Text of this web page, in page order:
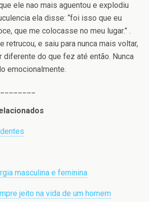
ele nao mais aguentou e explodiu
ela disse: “foi isso que eu
que me colocasse no meu lugar.” .
retrucou, e saiu para nunca mais voltar,
diferente do que fez até então. Nunca
emocionalmente.
masculina e feminina
jeito na vida de um homem